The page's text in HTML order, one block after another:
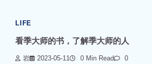
LIFE
看季大师的书，了解季大师的人
岩 2023-05-11 0 Min Read 0